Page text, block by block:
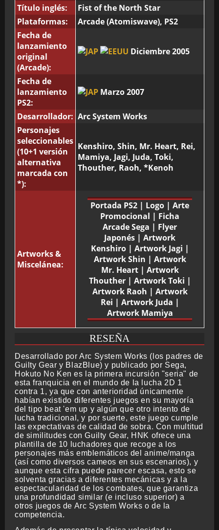
Título inglés:
Fist of the North Star
Plataformas:
Arcade (Atomiswave), PS2
Fecha de
lanzamiento
original
(Arcade):
Diciembre 2005
Fecha de
lanzamiento
PS2:
Marzo 2007
Desarrollador: Arc System Works
Personajes
seleccionables
(10+1 versión
alternativa
marcada con
*):
Kenshiro, Shin, Mr. Heart, Rei,
Mamiya, Jagi, Juda, Toki,
Thouther, Raoh, *Kenoh
Artworks &
Miscelánea:
Portada PS2 | Logo | Arte
Promocional | Ficha
Arcade Sega | Flyer
Japonés | Artwork
Kenshiro| Artwork Jagi |
Artwork Shin | Artwork
Mr. Heart| Artwork
Thouther| Artwork Toki |
Artwork Raoh | Artwork
Rei | Artwork Juda |
Artwork Mamiya
RESEÑA
Desarrollado por Arc System Works (los padres de
Guilty Gear y BlazBlue) y publicado por Sega,
Hokuto No Ken es la primera incursión "seria" de
esta franquicia en el mundo de la lucha 2D 1
contra 1, ya que con anterioridad únicamente
habían existido diferentes juegos en su mayoría
del tipo beat 'em up y algún que otro intento de
lucha tradicional, y por suerte, este juego cumple
las expectativas de calidad de sobra. Con multitud
de similitudes con Guilty Gear, HNK ofrece una
plantilla de 10 luchadores que recoge a los
personajes más emblemáticos del anime/manga
(así como diversos cameos en sus escenarios), y
aunque esta cifra puede parecer escasa, esto se
solventa gracias a diferentes mecánicas y a la
espectacularidad de los combates, que garantiza
una profundidad similar (e incluso superior) a
otros juegos de Arc System Works o de la
competencia.